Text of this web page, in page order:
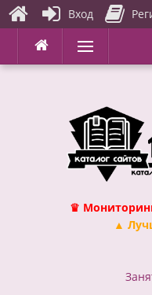
Перейти
содержимому
Меню
♛
▲
Вход